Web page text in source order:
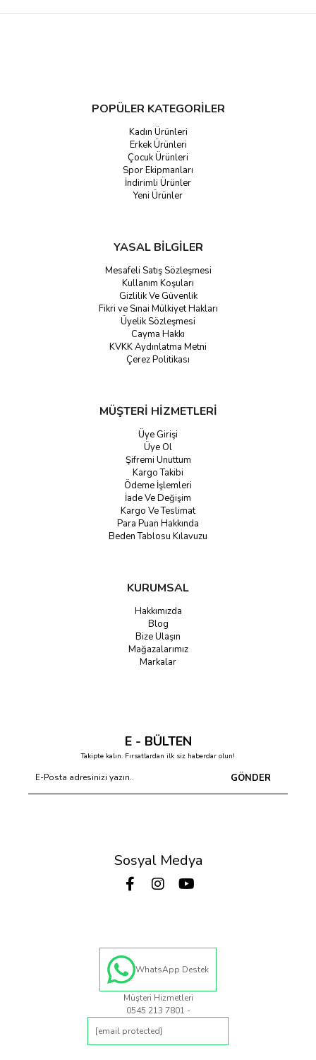
POPÜLER KATEGORİLER
Kadın Ürünleri
Erkek Ürünleri
Çocuk Ürünleri
Spor Ekipmanları
İndirimli Ürünler
Yeni Ürünler
YASAL BİLGİLER
Mesafeli Satış Sözleşmesi
Kullanım Koşuları
Gizlilik Ve Güvenlik
Fikri ve Sınai Mülkiyet Hakları
Üyelik Sözleşmesi
Cayma Hakkı
KVKK Aydınlatma Metni
Çerez Politikası
MÜŞTERİ HİZMETLERİ
Üye Girişi
Üye Ol
Şifremi Unuttum
Kargo Takibi
Ödeme İşlemleri
İade Ve Değişim
Kargo Ve Teslimat
Para Puan Hakkında
Beden Tablosu Kılavuzu
KURUMSAL
Hakkımızda
Blog
Bize Ulaşın
Mağazalarımız
Markalar
E - BÜLTEN
Takipte kalın. Fırsatlardan ilk siz haberdar olun!
GÖNDER
Sosyal Medya
WhatsApp Destek
Müşteri Hizmetleri
0545 213 7801 -
[email protected]